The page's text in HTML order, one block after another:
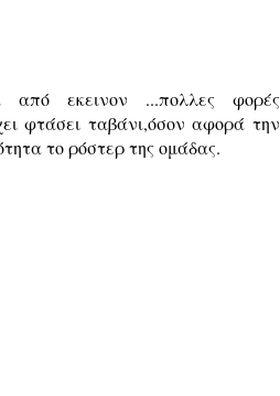
από εκεινον ...πολλες φορές
φτάσει ταβάνι,όσον αφορά την
το ρόστερ της ομάδας.